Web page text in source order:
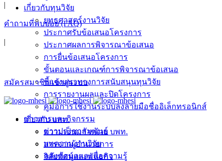
|
คำถามที่พบบ่อย (FAQ)
|
สมัครสมาชิก/เข้าสู่ระบบ
เกี่ยวกับ บพท.
ความเป็นมา หน่วย บพท.
สารจากผู้อำนวยการ
วิสัยทัศน์และพันธกิจ
เกี่ยวกับทุนวิจัย
ยุทธศาสตร์งานวิจัย
ประกาศรับข้อเสนอโครงการ
ประกาศผลการพิจารณาข้อเสนอ
การยื่นข้อเสนอโครงการ
ขั้นตอนและเกณฑ์การพิจารณาข้อเสนอ
ชี้แจงแนวทางการสนับสนุนทุนวิจัย
การรายงานผลและปิดโครงการ
คู่มือการใช้งานระบบลงลายมือชื่ออิเล็กทรอนิกส์
ข่าวสารและกิจกรรม
ข่าวประชาสัมพันธ์
บทความงานวิจัย
คลังข้อมูลและสื่อความรู้